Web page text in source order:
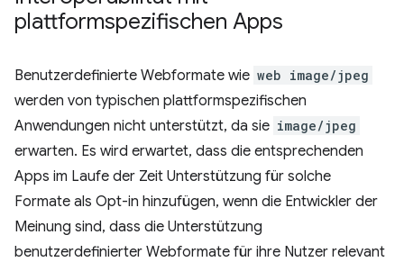
plattformspezifischen Apps
Benutzerdefinierte Webformate wie web image/jpeg
werden von typischen plattformspezifischen
Anwendungen nicht unterstützt, da sie image/jpeg
erwarten. Es wird erwartet, dass die entsprechenden
Apps im Laufe der Zeit Unterstützung für solche
Formate als Opt-in hinzufügen, wenn die Entwickler der
Meinung sind, dass die Unterstützung
benutzerdefinierter Webformate für ihre Nutzer relevant